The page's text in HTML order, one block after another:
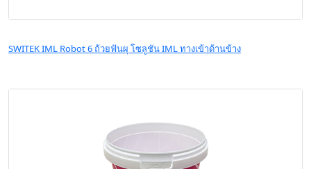
SWITEK IML Robot 6 ถ้วยฟันผุ โซลูชัน IML ทางเข้าด้านข้าง